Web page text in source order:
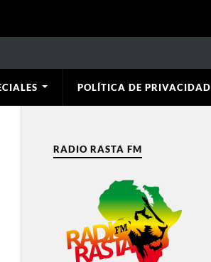
POLÍTICA DE PRIVACIDAD
RADIO RASTA FM